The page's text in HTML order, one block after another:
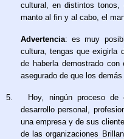
cultural, en distintos
manto al fin y al cabo, el
Advertencia: es muy
cultura, tengas que exigirla
de haberla demostrado
asegurado de que los
5.
Hoy, ningún proceso
desarrollo personal,
una empresa y de sus
de las organizaciones